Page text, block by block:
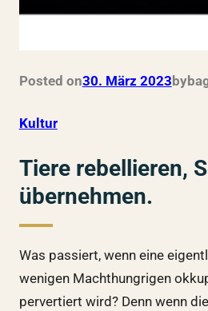
Posted on30. März 2023 by
Kultur
Tiere rebellieren,
übernehmen.
Was passiert, wenn eine
wenigen Machthungrigen
pervertiert wird? Denn wenn